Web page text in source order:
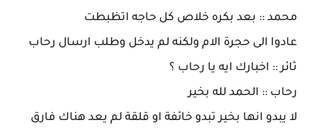
محمد :: بعد بكره خلاص كل حاجه اتظبطت
عادوا الى حجرة الام ولكنه لم يدخل وطلب ارسال رحاب
ثائر :: اخبارك ايه يا رحاب ؟
رحاب :: الحمد لله بخير
لا يبدو انها بخير تبدو خائفة او قلقة لم يعد هناك فارق